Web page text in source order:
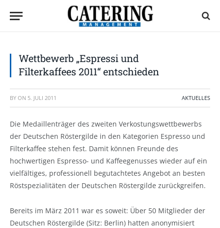
Wettbewerb „Espressi und
Filterkaffees 2011“ entschieden
BY ON 5. JULI 2011 AKTUELLES
Die Medaillenträger des zweiten Verkostungswettbewerbs
der Deutschen Röstergilde in den Kategorien Espresso und
Filterkaffee stehen fest. Damit können Freunde des
hochwertigen Espresso- und Kaffeegenusses wieder auf ein
vielfältiges, professionell begutachtetes Angebot an besten
Röstspezialitäten der Deutschen Röstergilde zurückgreifen.
Bereits im März 2011 war es soweit: Über 50 Mitglieder der
Deutschen Röstergilde (Sitz: Berlin) hatten anonymisiert